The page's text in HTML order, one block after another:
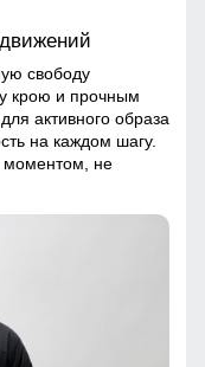
свободу
крою и прочным
активного образа
на каждом шагу.
моментом, не